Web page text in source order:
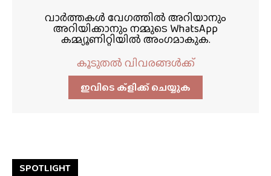
വാർത്തകൾ വേഗത്തിൽ അറിയാനും
അറിയിക്കാനും നമ്മുടെ WhatsApp
കമ്മ്യൂണിറ്റിയിൽ അംഗമാകുക.
കൂടുതൽ വിവരങ്ങൾക്ക്
ഇവിടെ ക്ളിക്ക്‌ ചെയ്യുക
SPOTLIGHT